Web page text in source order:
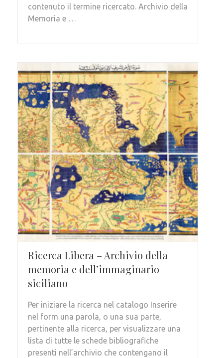
contenuto il termine ricercato. Archivio della
Memoria e …
Ricerca Libera – Archivio della
memoria e dell’immaginario
siciliano
Per iniziare la ricerca nel catalogo Inserire
nel form una parola, o una sua parte,
pertinente alla ricerca, per visualizzare una
lista di tutte le schede bibliografiche
presenti nell’archivio che contengano il